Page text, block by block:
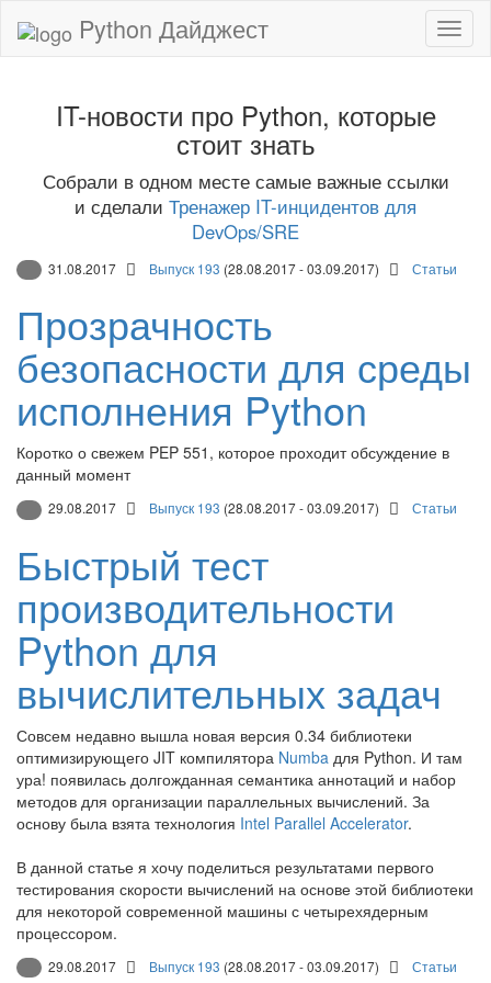
Python Дайджест
IT-новости про Python, которые
стоит знать
Собрали в одном месте самые важные ссылки
и сделали Тренажер IT-инцидентов для
DevOps/SRE
31.08.2017 Выпуск 193 (28.08.2017 - 03.09.2017) Статьи
Прозрачность
безопасности для среды
исполнения Python
Коротко о свежем PEP 551, которое проходит обсуждение в
данный момент
29.08.2017 Выпуск 193 (28.08.2017 - 03.09.2017) Статьи
Быстрый тест
производительности
Python для
вычислительных задач
Совсем недавно вышла новая версия 0.34 библиотеки
оптимизирующего JIT компилятора Numba для Python. И там
ура! появилась долгожданная семантика аннотаций и набор
методов для организации параллельных вычислений. За
основу была взята технология Intel Parallel Accelerator.
В данной статье я хочу поделиться результатами первого
тестирования скорости вычислений на основе этой библиотеки
для некоторой современной машины с четырехядерным
процессором.
29.08.2017 Выпуск 193 (28.08.2017 - 03.09.2017) Статьи